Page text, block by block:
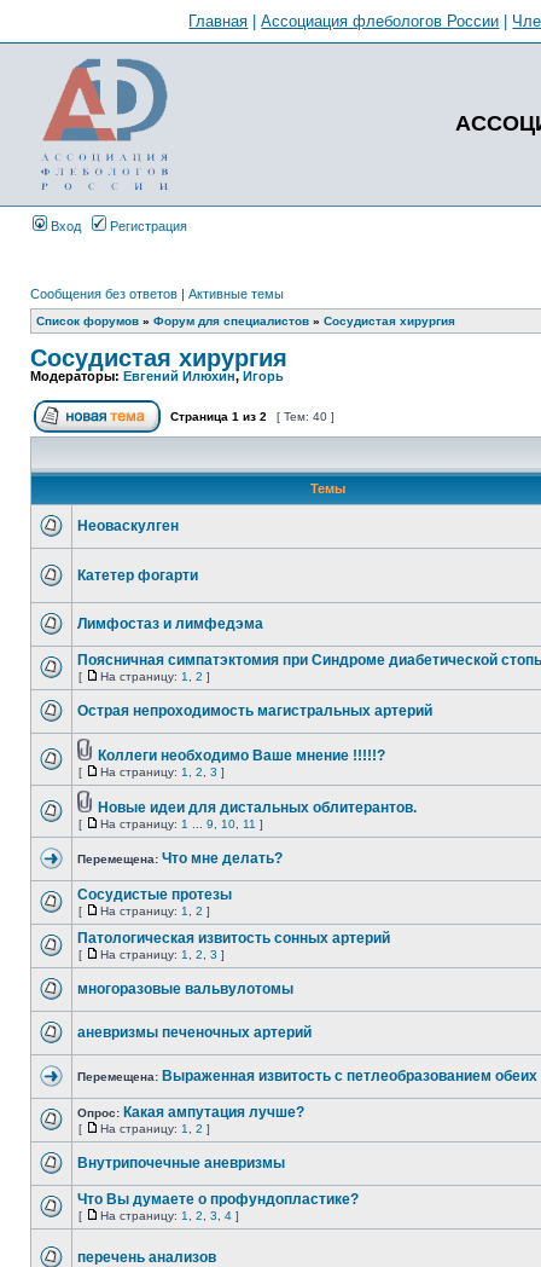
Главная |Ассоциация флебологов России
Вход Регистрация
Сообщения без ответов | Активные темы
Список форумов » Форум для специалистов » Сосудистая хирургия
Сосудистая хирургия
Модераторы: Евгений Илюхин,Игорь
Страница 1 из 2 [ Тем: 40 ]
Темы
Неоваскулген
Катетер фогарти
Лимфостаз и лимфедэма
Поясничная симпатэктомия при Синдроме диабетической
[ На страницу: 1 2 ]
Острая непроходимость магистральных артерий
Коллеги необходимо Ваше мнение !!!!!?
[ На страницу: 1 2 3 ]
Новые идеи для дистальных облитерантов.
[ На страницу: 1 9 10 11 ]
Перемещена: Что мне делать?
Сосудистые протезы
[ На страницу: 1 2 ]
Патологическая извитость сонных артерий
[ На страницу: 1 2 3 ]
многоразовые вальвулотомы
аневризмы печеночных артерий
Перемещена: Выраженная извитость с петлеобразованием
Опрос: Какая ампутация лучше?
[ На страницу: 1 2 ]
Внутрипочечные аневризмы
Что Вы думаете о профундопластике?
[ На страницу: 1 2 3 4 ]
перечень анализов